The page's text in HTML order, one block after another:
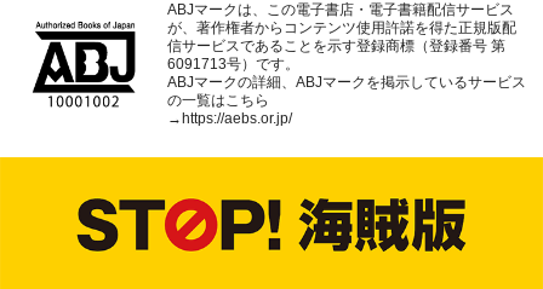
ABJマークは、この電子書店・電子書籍配信サービス
が、著作権者からコンテンツ使用許諾を得た正規版配
信サービスであることを示す登録商標（登録番号 第
6091713号）です。
ABJマークの詳細、ABJマークを掲示しているサービス
の一覧はこちら
→ https://aebs.or.jp/